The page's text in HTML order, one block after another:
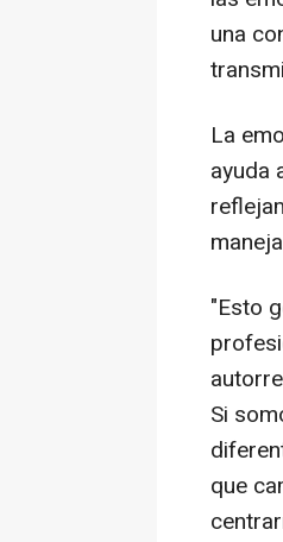
una
La
ayuda
"Esto
Si
que